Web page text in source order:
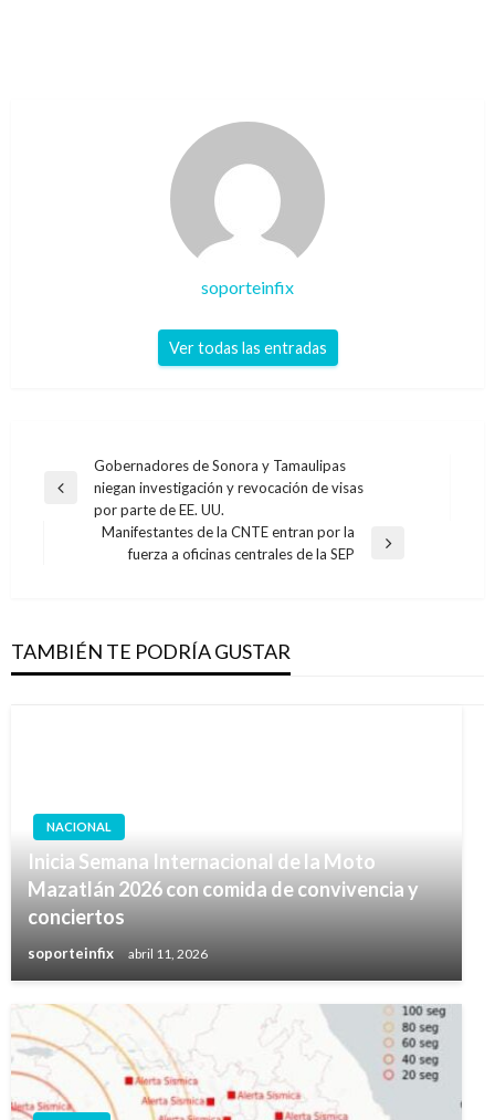
soporteinfix
Ver todas las entradas
Navegación
de
entradas
Entrada
anterior
Gobernadores de Sonora y Tamaulipas
niegan investigación y revocación de visas
por parte de EE. UU.
Manifestantes de la CNTE entran por la
fuerza a oficinas centrales de la SEP
TAMBIÉN TE PODRÍA GUSTAR
NACIONAL
Inicia Semana Internacional de la Moto
Mazatlán 2026 con comida de convivencia y
conciertos
soporteinfix abril 11, 2026